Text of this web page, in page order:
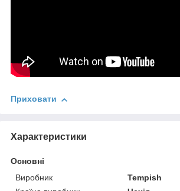
Приховати
Характеристики
Основні
Виробник
Tempish